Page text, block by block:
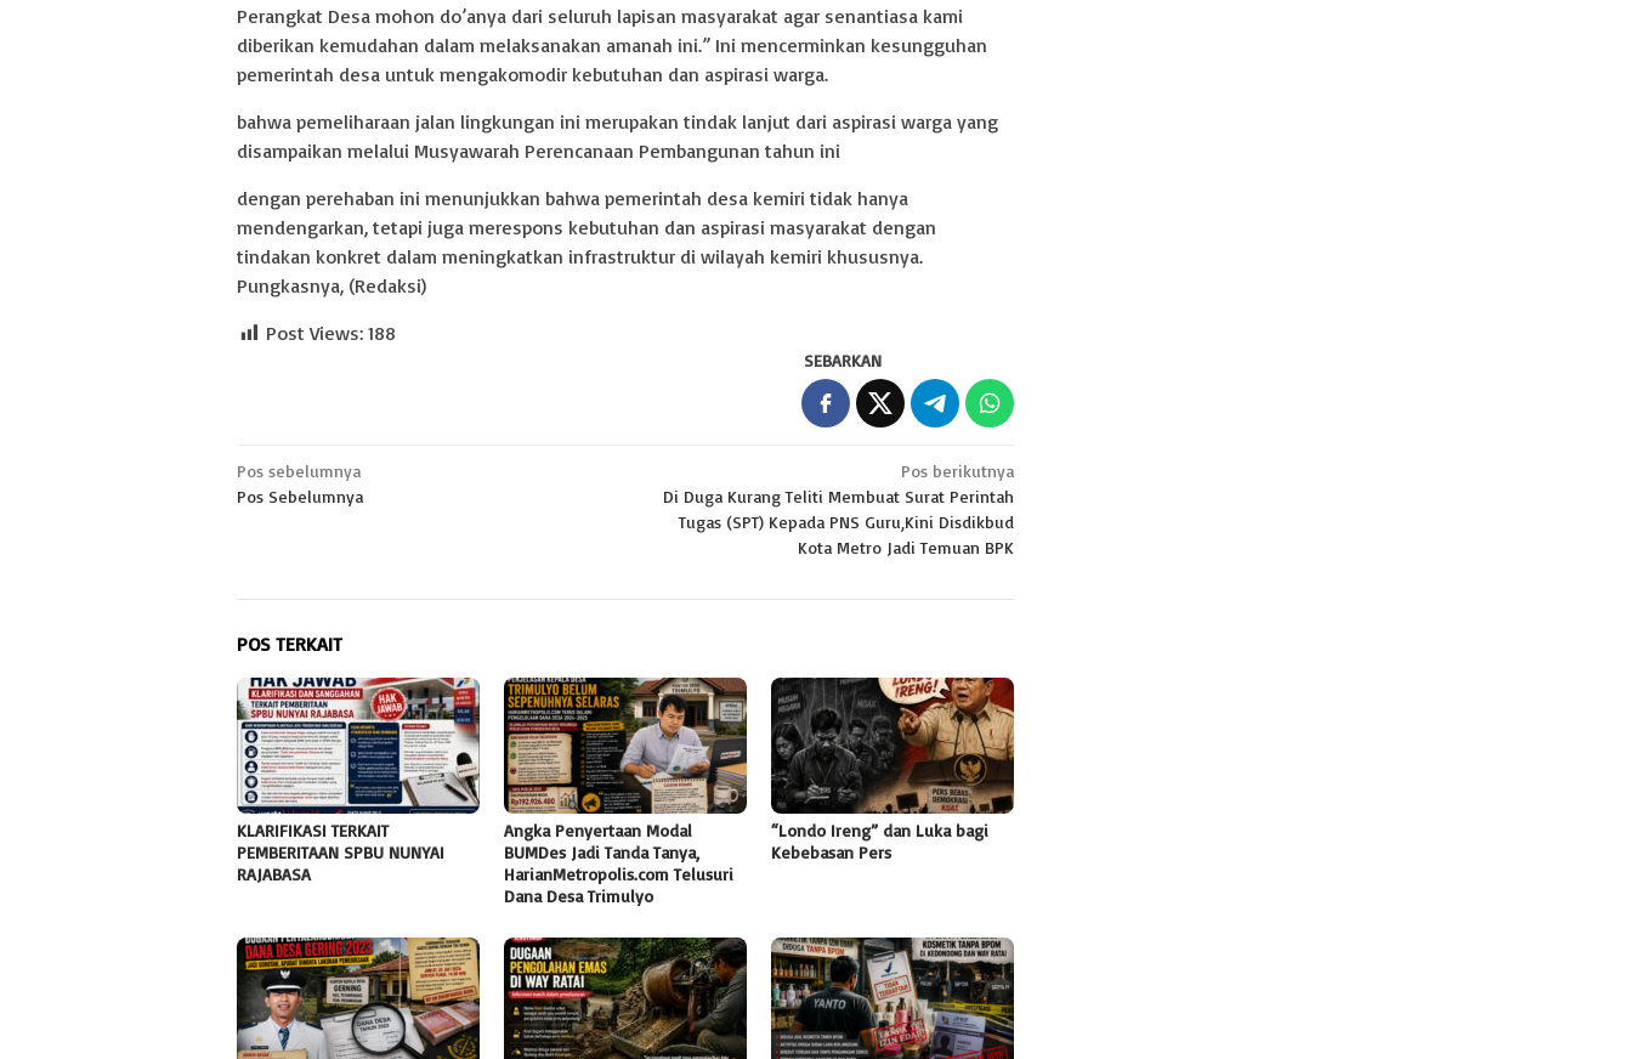
Perangkat Desa mohon do’anya dari seluruh lapisan masyarakat agar senantiasa kami
diberikan kemudahan dalam melaksanakan amanah ini.” Ini mencerminkan kesungguhan
pemerintah desa untuk mengakomodir kebutuhan dan aspirasi warga.
bahwa pemeliharaan jalan lingkungan ini merupakan tindak lanjut dari aspirasi warga yang
disampaikan melalui Musyawarah Perencanaan Pembangunan tahun ini
dengan perehaban ini menunjukkan bahwa pemerintah desa kemiri tidak hanya
mendengarkan, tetapi juga merespons kebutuhan dan aspirasi masyarakat dengan
tindakan konkret dalam meningkatkan infrastruktur di wilayah kemiri khususnya.
Pungkasnya, (Redaksi)
Post Views: 188
SEBARKAN
Navigasi
pos
Pos sebelumnya
Pos Sebelumnya
Pos berikutnya
Di Duga Kurang Teliti Membuat Surat Perintah
Tugas (SPT) Kepada PNS Guru,Kini Disdikbud
Kota Metro Jadi Temuan BPK
POS TERKAIT
KLARIFIKASI TERKAIT
PEMBERITAAN SPBU NUNYAI
RAJABASA
Angka Penyertaan Modal
BUMDes Jadi Tanda Tanya,
HarianMetropolis.com Telusuri
Dana Desa Trimulyo
“Londo Ireng” dan Luka bagi
Kebebasan Pers